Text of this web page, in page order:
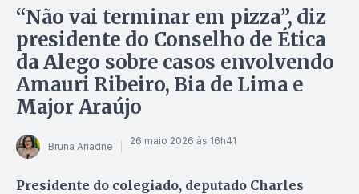
“Não vai terminar em pizza”, diz
presidente do Conselho de Ética
da Alego sobre casos envolvendo
Amauri Ribeiro, Bia de Lima e
Major Araújo
Bruna Ariadne 26 maio 2026 às 16h41
Presidente do colegiado, deputado Charles